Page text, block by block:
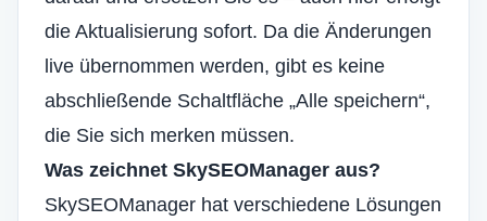
die Aktualisierung sofort. Da die Änderungen
live übernommen werden, gibt es keine
abschließende Schaltfläche „Alle speichern“,
die Sie sich merken müssen.
Was zeichnet SkySEOManager aus?
SkySEOManager hat verschiedene Lösungen